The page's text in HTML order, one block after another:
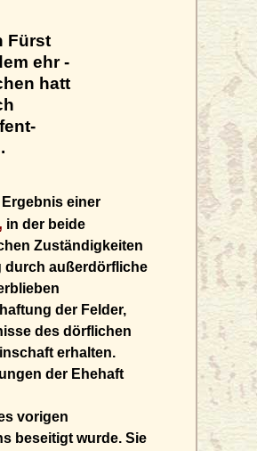
Fürst
ehr -
hatt
einer
in der beide
Zuständigkeiten
durch außerdörfliche
der Felder,
des dörflichen
erhalten.
der Ehehaft
vorigen
beseitigt wurde. Sie